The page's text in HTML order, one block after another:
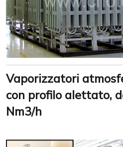
Vaporizzatori
con profilo alettato,
Nm3/h